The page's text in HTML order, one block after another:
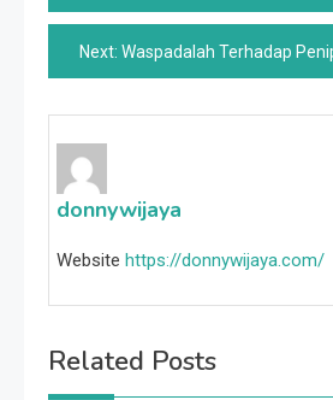
navigation
Next: Waspadalah Terhadap Penipuan Dukungan Pelanggan Maskapai
donnywijaya
Website https://donnywijaya.com/
Related Posts